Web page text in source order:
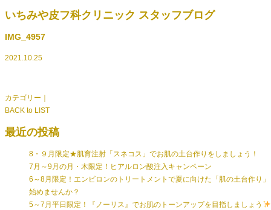
いちみや皮フ科クリニック スタッフブログ
IMG_4957
2021.10.25
カテゴリー｜
BACK to LIST
最近の投稿
8・９月限定★肌育注射「スネコス」でお肌の土台作りをしましょう！
7月～9月の月・木限定！ヒアルロン酸注入キャンペーン
6～8月限定！エンビロンのトリートメントで夏に向けた「肌の土台作り」
始めませんか？
5～7月平日限定！『ノーリス』でお肌のトーンアップを目指しましょう